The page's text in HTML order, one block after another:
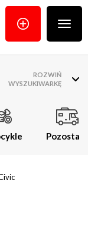
menu
Pozostałe
ROZWIŃ
WYSZUKIWARKĘ